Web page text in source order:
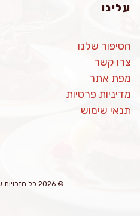
עלינו
הסיפור שלנו
צרו קשר
מפת אתר
מדיניות פרטיות
תנאי שימוש
© 2026 כל הזכויות שמורות לטעימתא